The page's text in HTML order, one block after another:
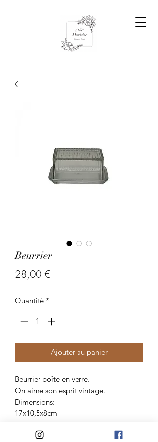
Beurrier
28,00 €Prix
Quantité *
Ajouter au panier
Beurrier boîte en verre.
On aime son esprit vintage.
Dimensions:
17x10,5x8cm